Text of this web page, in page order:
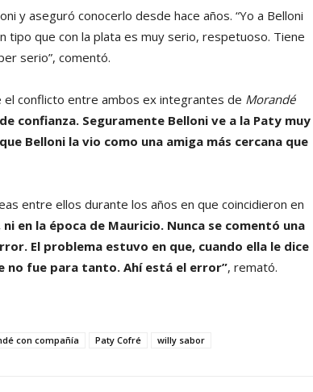
y aseguró conocerlo desde hace años. “Yo a Belloni
tipo que con la plata es muy serio, respetuoso. Tiene
serio”, comentó.
conflicto entre ambos ex integrantes de Morandé
confianza. Seguramente Belloni ve a la Paty muy
Belloni la vio como una amiga más cercana que
entre ellos durante los años en que coincidieron en
en la época de Mauricio. Nunca se comentó una
El problema estuvo en que, cuando ella le dice
no fue para tanto. Ahí está el error”, remató.
con compañía Paty Cofré willy sabor